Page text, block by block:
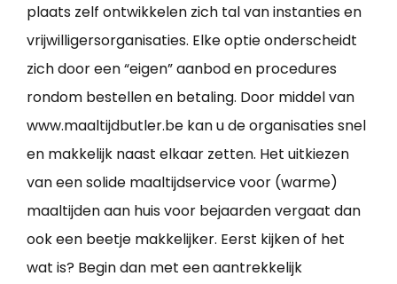
plaats zelf ontwikkelen zich tal van instanties en
vrijwilligersorganisaties. Elke optie onderscheidt
zich door een “eigen” aanbod en procedures
rondom bestellen en betaling. Door middel van
www.maaltijdbutler.be kan u de organisaties snel
en makkelijk naast elkaar zetten. Het uitkiezen
van een solide maaltijdservice voor (warme)
maaltijden aan huis voor bejaarden vergaat dan
ook een beetje makkelijker. Eerst kijken of het
wat is? Begin dan met een aantrekkelijk